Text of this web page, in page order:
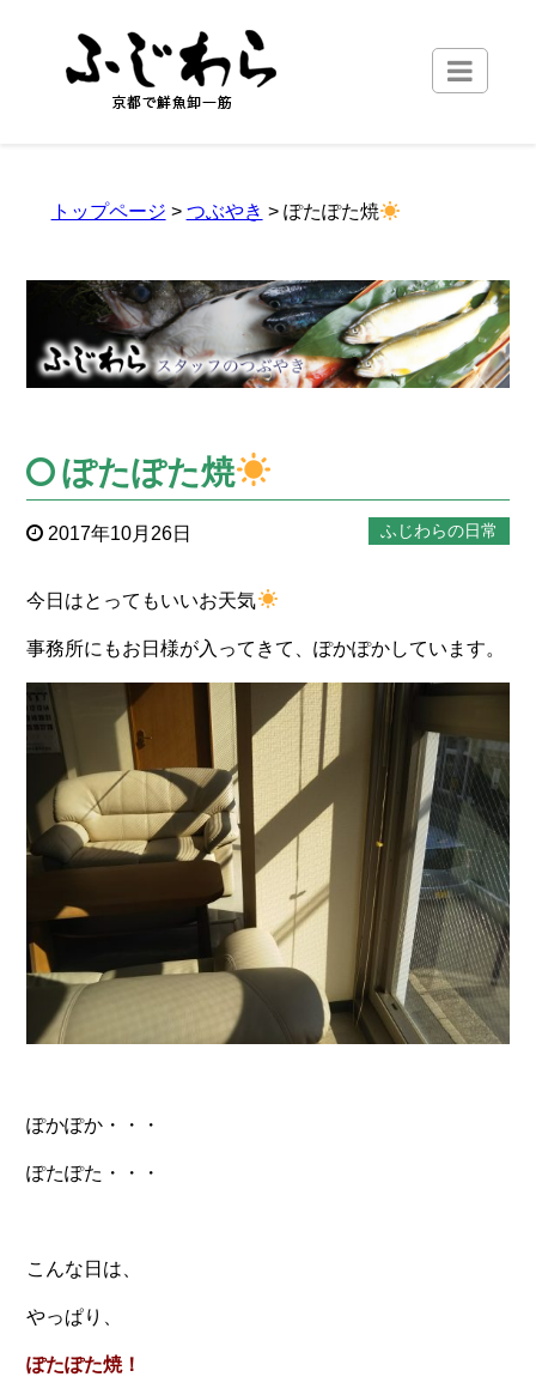
トップページ > つぶやき > ぽたぽた焼
ぽたぽた焼
2017年10月26日 ふじわらの日常
今日はとってもいいお天気
事務所にもお日様が入ってきて、ぽかぽかしています。
ぽかぽか・・・
ぽたぽた・・・
こんな日は、
やっぱり、
ぽたぽた焼！